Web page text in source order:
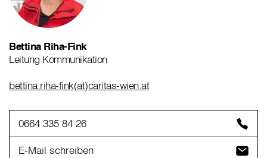
Bettina Riha-Fink
Leitung Kommunikation
bettina.riha-fink(at)caritas-wien.at
0664 335 84 26
E-Mail schreiben